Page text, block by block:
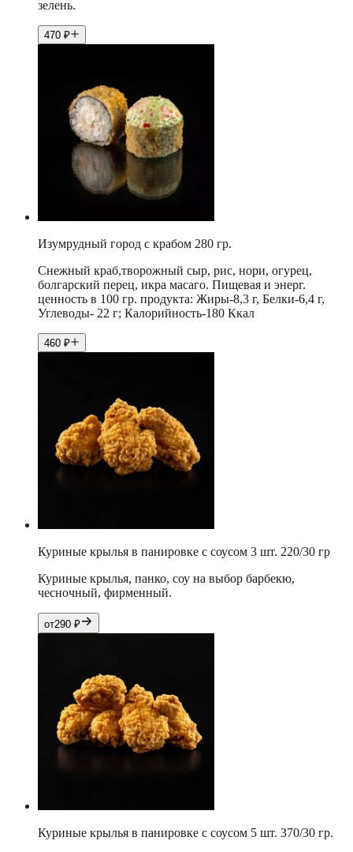
зелень.
470 ₽
Изумрудный город с крабом 280 гр.
Снежный краб,творожный сыр, рис, нори, огурец,
болгарский перец, икра масаго. Пищевая и энерг.
ценность в 100 гр. продукта: Жиры-8,3 г, Белки-6,4 г,
Углеводы- 22 г; Калорийность-180 Ккал
460 ₽
Куриные крылья в панировке с соусом 3 шт. 220/30 гр
Куриные крылья, панко, соу на выбор барбекю,
чесночный, фирменный.
от290 ₽
Куриные крылья в панировке с соусом 5 шт. 370/30 гр.